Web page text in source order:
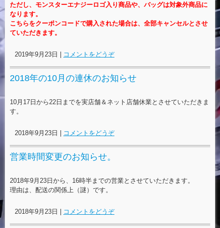
ただし、モンスターエナジーロゴ入り商品や、バッグは対象外商品に
なります。
こちらをクーポンコードで購入された場合は、全部キャンセルとさせ
ていただきます。
2019年9月23日 コメントをどうぞ
2018年の10月の連休のお知らせ
10月17日から22日までを実店舗＆ネット店舗休業とさせていただきま
す。
2018年9月23日 コメントをどうぞ
営業時間変更のお知らせ。
2018年9月23日から、16時半までの営業とさせていただきます。
理由は、配送の関係上（謎）です。
2018年9月23日 コメントをどうぞ